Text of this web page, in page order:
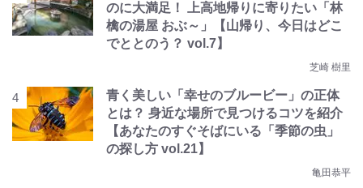
のに大満足！ 上高地帰りに寄りたい「林
檎の湯屋 おぶ～」【山帰り、今日はどこ
でととのう？ vol.7】
芝崎 樹里
青く美しい「幸せのブルービー」の正体
とは？ 身近な場所で見つけるコツを紹介
【あなたのすぐそばにいる「季節の虫」
の探し方 vol.21】
亀田恭平